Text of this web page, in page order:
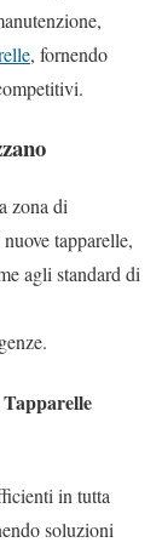
, fornendo
zona di
tapparelle,
agli standard di
in tutta
soluzioni